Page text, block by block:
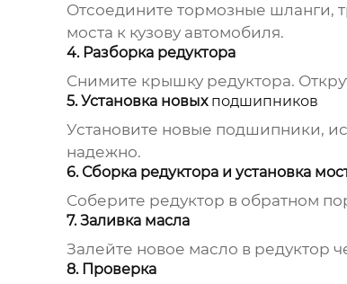
Отсоедините тормозные шланги,
моста к кузову автомобиля.
4. Разборка редуктора
Снимите крышку редуктора.
5. Установка новых подшипников
Установите новые подшипники,
надежно.
6. Сборка редуктора и установка
Соберите редуктор в обратном
7. Заливка масла
Залейте новое масло в редуктор
8. Проверка